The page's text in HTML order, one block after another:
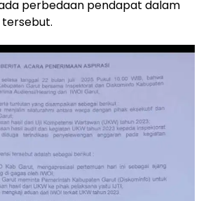
perbedaan pendapat dalam
tersebut.